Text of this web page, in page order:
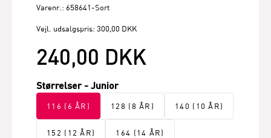
Varenr.: 658641-Sort
Vejl. udsalgspris: 300,00 DKK
240,00 DKK
Størrelser - Junior
116 (6 ÅR) 128 (8 ÅR) 140 (10 ÅR)
152 (12 ÅR) 164 (14 ÅR)